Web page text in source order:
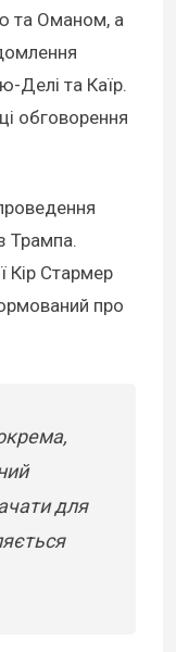
та Оманом, а
Делі та Каїр.
обговорення
Трампа.
Кір Стармер
про
для